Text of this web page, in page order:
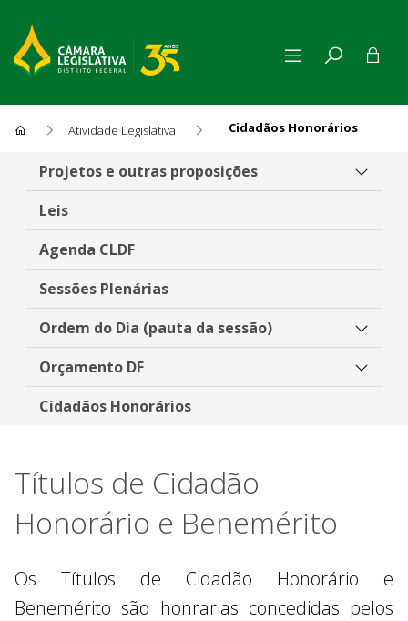
Atividade Legislativa Cidadãos Honorários
Cidadãos Honorários
Projetos e outras proposições
Leis
Agenda CLDF
Sessões Plenárias
Ordem do Dia (pauta da sessão)
Orçamento DF
Cidadãos Honorários
Títulos de Cidadão
Honorário e Benemérito
Os Títulos de Cidadão Honorário e
Benemérito são honrarias concedidas pelos